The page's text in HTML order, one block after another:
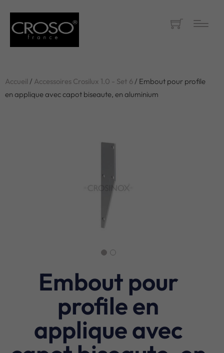
Accueil / Accessoires Crosilux 1.0 - Set 6/ Embout pour profile
en applique avec capot biseaute, en aluminium
Embout pour
profile en
applique avec